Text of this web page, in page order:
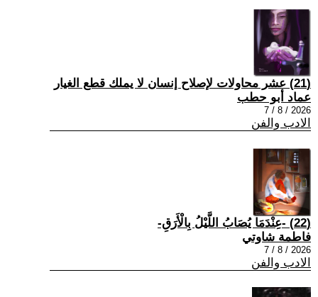
(21) عشر محاولات لإصلاح إنسان لا يملك قطع الغيار
عماد أبو حطب
2026 / 8 / 7
الادب والفن
(22) -عِنْدَمَا يُصَابُ اللَّيْلُ بِالْأَرَقِ-
فاطمة شاوتي
2026 / 8 / 7
الادب والفن